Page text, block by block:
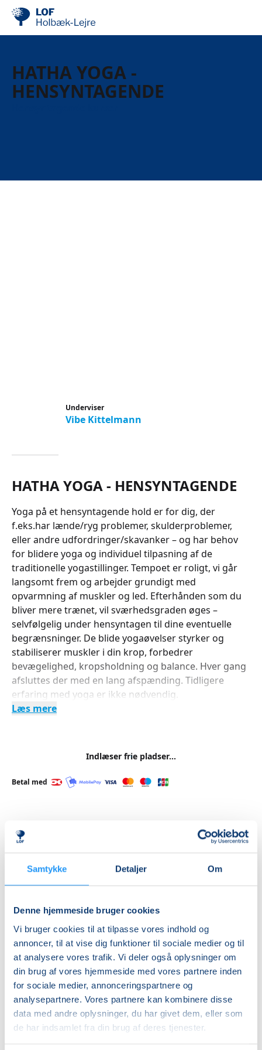
Samtykke Detaljer Om
Denne hjemmeside bruger cookies
Vi bruger cookies til at tilpasse vores indhold og
annoncer, til at vise dig funktioner til sociale medier og til
at analysere vores trafik. Vi deler også oplysninger om
din brug af vores hjemmeside med vores partnere inden
for sociale medier, annonceringspartnere og
analysepartnere. Vores partnere kan kombinere disse
data med andre oplysninger, du har givet dem, eller som
de har indsamlet fra din brug af deres tjenester.
HATHA YOGA -
HENSYNTAGENDE
Underviser
Vibe Kittelmann
HATHA YOGA - HENSYNTAGENDE
Yoga på et hensyntagende hold er for dig, der
f.eks.har lænde/ryg problemer, skulderproblemer,
eller andre udfordringer/skavanker – og har behov
for blidere yoga og individuel tilpasning af de
traditionelle yogastillinger. Tempoet er roligt, vi går
langsomt frem og arbejder grundigt med
opvarmning af muskler og led. Efterhånden som du
bliver mere trænet, vil sværhedsgraden øges –
selvfølgelig under hensyntagen til dine eventuelle
begrænsninger. De blide yogaøvelser styrker og
stabiliserer muskler i din krop, forbedrer
bevægelighed, kropsholdning og balance. Hver gang
afsluttes der med en lang afspænding. Tidligere
erfaring med yoga er ikke nødvendig.
Læs mere
Indlæser frie pladser...
Betal med
Priser
Hensyntagende
undervisning
Info
Nummer
462170
Første mødegang
torsdag 03.09.2026, kl. 11.00 - 12.30
Sidste mødegang
torsdag 10.12.2026, kl. 11.00 - 12.30